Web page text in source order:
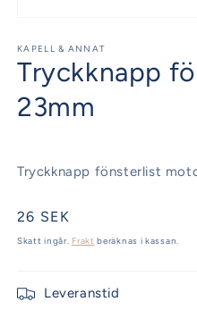
1
i
modalfönster
KAPELL & ANNAT
Tryckknapp
23mm
Tryckknapp fönsterlist
Ordinarie
pris
26 SEK
Skatt ingår. Frakt beräknas i kassan.
Leveranstid